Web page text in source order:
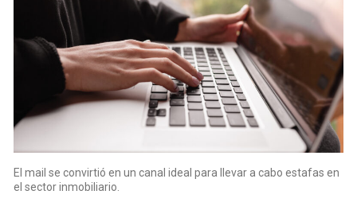
El mail se convirtió en un canal ideal para llevar a cabo estafas en
el sector inmobiliario.